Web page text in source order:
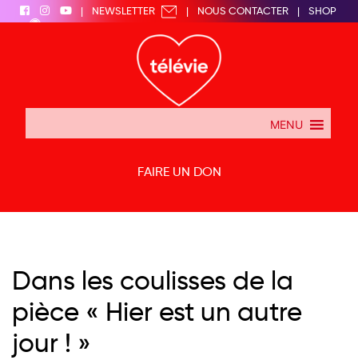
| NEWSLETTER | NOUS CONTACTER |
SHOP
|
MENU
FAIRE UN DON
Dans les coulisses de la
pièce « Hier est un autre
jour ! »